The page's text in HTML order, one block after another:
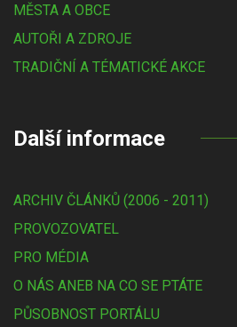
MĚSTA A OBCE
AUTOŘI A ZDROJE
TRADIČNÍ A TÉMATICKÉ AKCE
Další informace
ARCHIV ČLÁNKŮ (2006 - 2011)
PROVOZOVATEL
PRO MÉDIA
O NÁS ANEB NA CO SE PTÁTE
PŮSOBNOST PORTÁLU